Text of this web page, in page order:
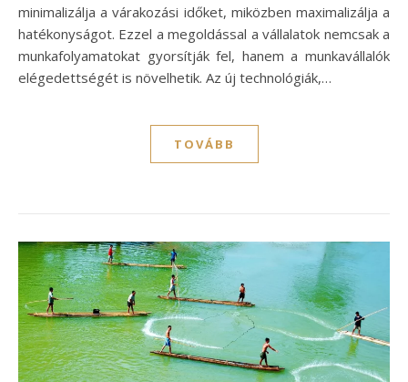
minimalizálja a várakozási időket, miközben maximalizálja a
hatékonyságot. Ezzel a megoldással a vállalatok nemcsak a
munkafolyamatokat gyorsítják fel, hanem a munkavállalók
elégedettségét is növelhetik. Az új technológiák,…
TOVÁBB